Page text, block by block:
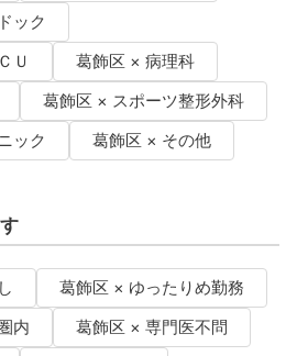
ック
Ｕ
葛飾区 × 病理科
葛飾区 × スポーツ整形外科
ック
葛飾区 × その他
葛飾区 × ゆったりめ勤務
内
葛飾区 × 専門医不問